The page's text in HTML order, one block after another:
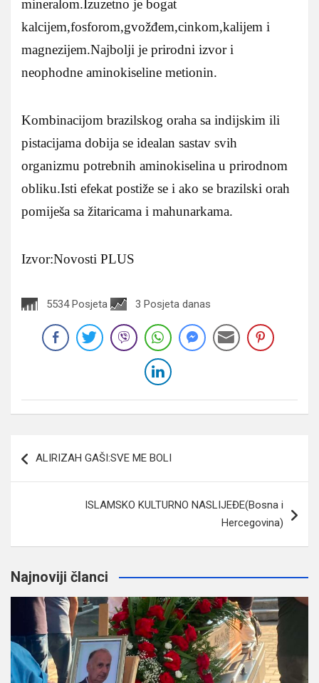
mineralom.Izuzetno je bogat
kalcijem,fosforom,gvožđem,cinkom,kalijem i
magnezijem.Najbolji je prirodni izvor i
neophodne aminokiseline metionin.
Kombinacijom brazilskog oraha sa indijskim ili
pistacijama dobija se idealan sastav svih
organizmu potrebnih aminokiselina u prirodnom
obliku.Isti efekat postiže se i ako se brazilski orah
pomiješa sa žitaricama i mahunarkama.
Izvor:Novosti PLUS
5534 Posjeta 3 Posjeta danas
članaka
ALIRIZAH GAŠI:SVE ME BOLI
ISLAMSKO KULTURNO NASLIJEĐE(Bosna i
Hercegovina)
Najnoviji članci